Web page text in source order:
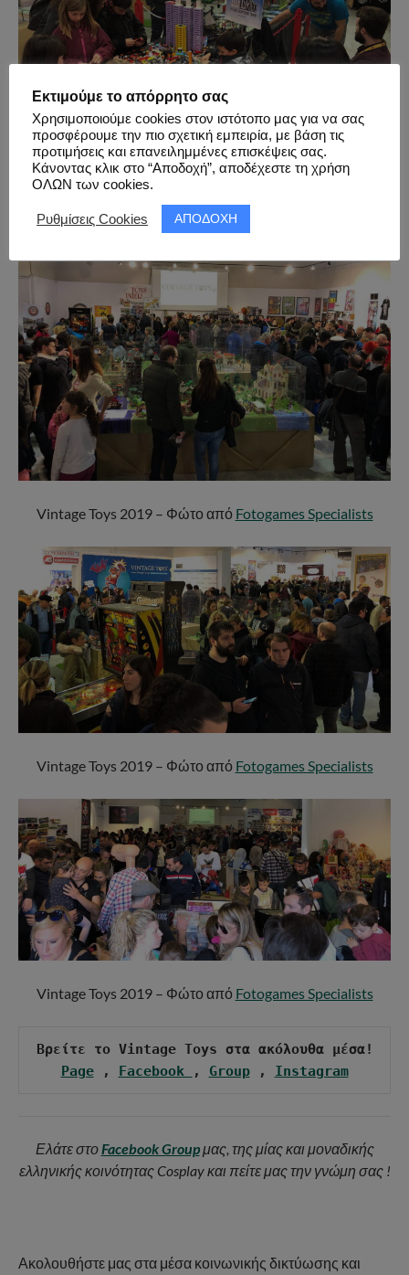
Vintage Toys 2019 – Φώτο απόFotogames Specialists
Vintage Toys 2019 – Φώτο από Fotogames Specialists
Vintage Toys 2019 – Φώτο από Fotogames Specialists
Vintage Toys 2019 – Φώτο από Fotogames Specialists
Page , Facebook , Group , Instagram
Ελάτε στοFacebook Groupμας, της μίας και μοναδικής
ελληνικής κοινότητας Cosplay και πείτε μας την γνώμη σας !
Ακολουθήστε μας στα μέσα κοινωνικής δικτύωσης και
Εκτιμούμε το απόρρητο σας
Χρησιμοποιούμε cookies στον ιστότοπο μας για να σας
προσφέρουμε την πιο σχετική εμπειρία, με βάση τις
προτιμήσεις και επανειλημμένες επισκέψεις σας.
Κάνοντας κλικ στο “Αποδοχή”, αποδέχεστε τη χρήση
ΟΛΩΝ των cookies.
Ρυθμίσεις Cookies ΑΠΟΔΟΧΗ